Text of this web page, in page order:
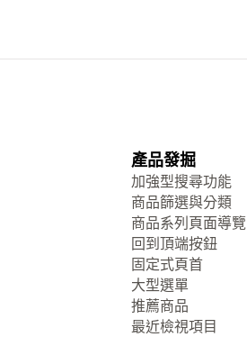
產品發掘
加強型搜尋功能
商品篩選與分類
商品系列頁面導覽
回到頂端按鈕
固定式頁首
大型選單
推薦商品
最近檢視項目